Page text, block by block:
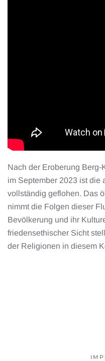
Nach der Eroberung
im September 2023 ist die
vollständig geflohen. Das
nimmt die Folgen dieser
Bevölkerung und ihr
friedensethischer Sicht
der Religionen in diesem